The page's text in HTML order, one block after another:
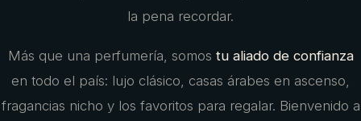
la pena recordar.
Más que una perfumería, somos tu aliado de confianza
en todo el país: lujo clásico, casas árabes en ascenso,
fragancias nicho y los favoritos para regalar. Bienvenido a